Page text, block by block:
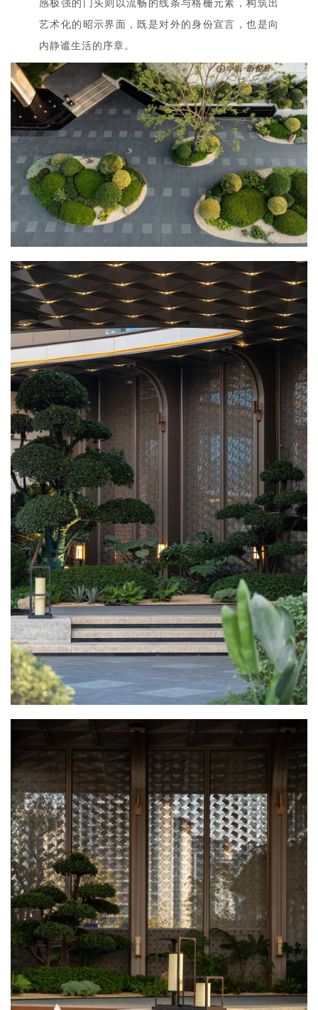
艺术化的昭示界面，既是对外的身份宣言，也是向
内静谧生活的序章。